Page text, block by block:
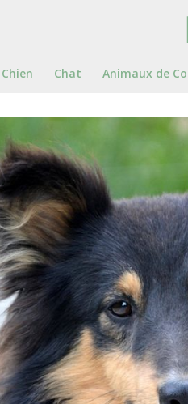
Chien Chat Animaux de